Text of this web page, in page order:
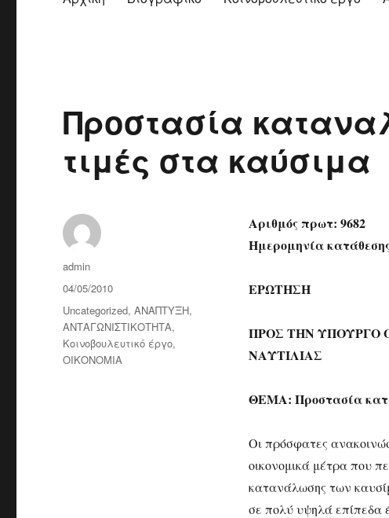
Προστασία
τιμές στα καύσιμα
Αριθμός πρωτ: 9682
Ημερομηνία
ΕΡΩΤΗΣΗ
ΠΡΟΣ ΤΗΝ ΥΠΟΥΡΓΟ
ΝΑΥΤΙΛΙΑΣ
ΘΕΜΑ: Προστασία
Οι πρόσφατες
οικονομικά μέτρα που
κατανάλωσης των
σε πολύ υψηλά επίπεδα
Author
admin
Posted
on
04/05/2010
Categories
Uncategorized,ΑΝΑΠΤΥΞΗ,
ΑΝΤΑΓΩΝΙΣΤΙΚΟΤΗΤΑ,
Κοινοβουλευτικό έργο,
ΟΙΚΟΝΟΜΙΑ